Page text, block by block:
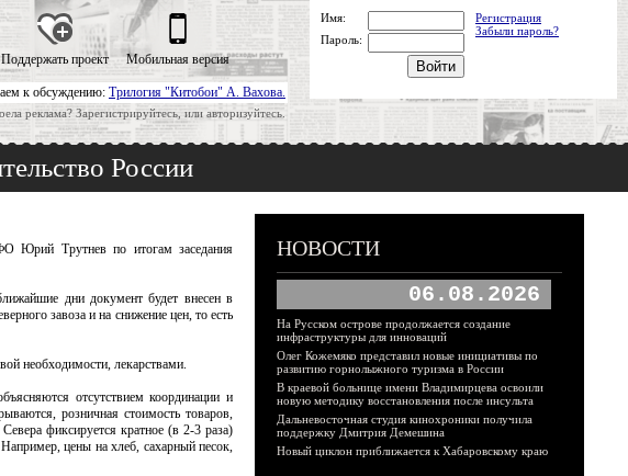
к обсуждению: Трилогия "Китобои" А. Вахова.
реклама? Зарегистрируйтесь, или авторизуйтесь.
Поддержать проект Мобильная версия
Имя:
Регистрация
Забыли пароль?
Пароль:
России
Юрий Трутнев по итогам заседания
дни документ будет внесен в
завоза и на снижение цен, то есть
необходимости, лекарствами.
отсутствием координации и
розничная стоимость товаров,
фиксируется кратное (в 2-3 раза)
цены на хлеб, сахарный песок,
НОВОСТИ
06.08.2026
На Русском острове продолжается создание
инфраструктуры для инноваций
Олег Кожемяко представил новые инициативы по
развитию горнолыжного туризма в России
В краевой больнице имени Владимирцева освоили
новую методику восстановления после инсульта
Дальневосточная студия кинохроники получила
поддержку Дмитрия Демешина
Новый циклон приближается к Хабаровскому краю